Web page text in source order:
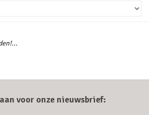
voor onze nieuwsbrief: